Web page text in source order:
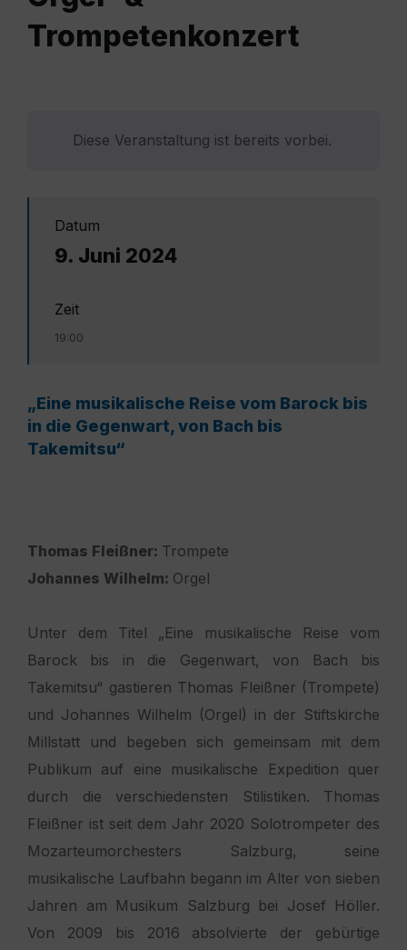
Trompetenkonzert
Diese Veranstaltung ist bereits vorbei.
Datum
9. Juni 2024
Zeit
19:00
„Eine musikalische Reise vom Barock bis
in die Gegenwart, von Bach bis
Takemitsu“
Thomas Fleißner: Trompete
Johannes Wilhelm: Orgel
Unter dem Titel „Eine musikalische Reise vom
Barock bis in die Gegenwart, von Bach bis
Takemitsu“ gastieren Thomas Fleißner (Trompete)
und Johannes Wilhelm (Orgel) in der Stiftskirche
Millstatt und begeben sich gemeinsam mit dem
Publikum auf eine musikalische Expedition quer
durch die verschiedensten Stilistiken. Thomas
Fleißner ist seit dem Jahr 2020 Solotrompeter des
Mozarteumorchesters Salzburg, seine
musikalische Laufbahn begann im Alter von sieben
Jahren am Musikum Salzburg bei Josef Höller.
Von 2009 bis 2016 absolvierte der gebürtige